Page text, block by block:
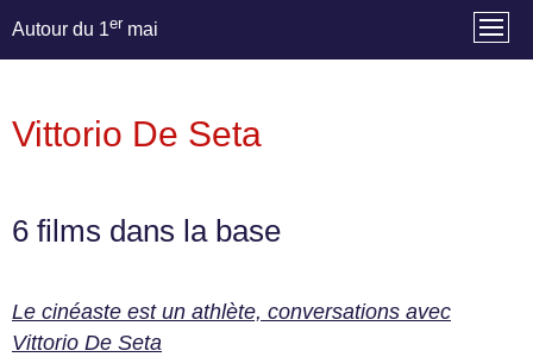
Autour du 1er mai
Vittorio De Seta
6 films dans la base
Le cinéaste est un athlète, conversations avec
Vittorio De Seta